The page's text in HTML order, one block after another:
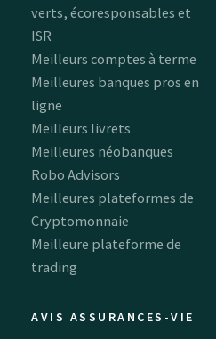
verts, écoresponsables et
ISR
Meilleurs comptes à terme
Meilleures banques pros en
ligne
Meilleurs livrets
Meilleures néobanques
Robo Advisors
Meilleures plateformes de
Cryptomonnaie
Meilleure plateforme de
trading
AVIS ASSURANCES-VIE